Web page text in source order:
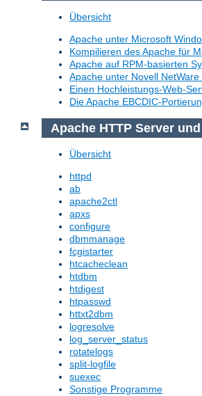
Übersicht
Apache unter Microsoft
Kompilieren des Apache für
Apache auf RPM-basierten
Apache unter Novell NetWare
Einen Hochleistungs-Web-
Die Apache EBCDIC-
Apache HTTP Server
Übersicht
httpd
ab
apache2ctl
apxs
configure
dbmmanage
fcgistarter
htcacheclean
htdbm
htdigest
htpasswd
httxt2dbm
logresolve
log_server_status
rotatelogs
split-logfile
suexec
Sonstige Programme